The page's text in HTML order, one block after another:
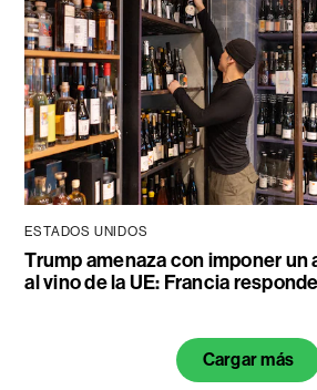
ESTADOS UNIDOS
Trump amenaza con imponer un
al vino de la UE: Francia responde
Cargar más